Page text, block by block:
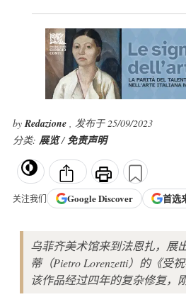
byRedazione , 发布于 25/09/2023
分类: 展览/免责声明
关注我们 GoogleDiscover 首选
乌菲齐美术馆来到法恩扎，展
蒂（Pietro Lorenzetti）的《受
该作品经过四年的复杂修复，